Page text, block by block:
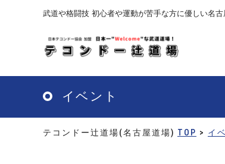
武道や格闘技 初心者や運動が苦手な方に優しい名
イベント
テコンドー辻道場(名古屋道場) TOP > イ